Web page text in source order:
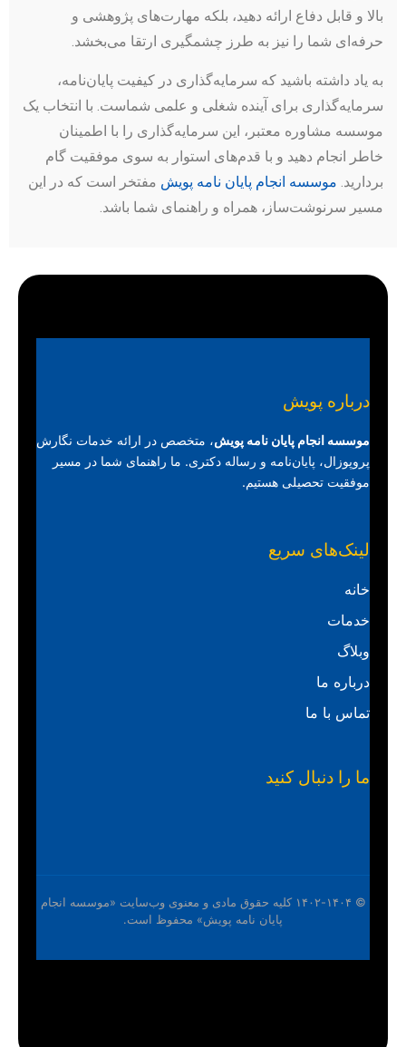
بالا و قابل دفاع ارائه دهید، بلکه مهارت‌های پژوهشی و
حرفه‌ای شما را نیز به طرز چشمگیری ارتقا می‌بخشد.
به یاد داشته باشید که سرمایه‌گذاری در کیفیت پایان‌نامه،
سرمایه‌گذاری برای آینده شغلی و علمی شماست. با انتخاب یک
موسسه مشاوره معتبر، این سرمایه‌گذاری را با اطمینان
خاطر انجام دهید و با قدم‌های استوار به سوی موفقیت گام
بردارید. موسسه انجام پایان نامه پویش مفتخر است که در این
مسیر سرنوشت‌ساز، همراه و راهنمای شما باشد.
درباره پویش
موسسه انجام پایان نامه پویش، متخصص در ارائه خدمات نگارش
پروپوزال، پایان‌نامه و رساله دکتری. ما راهنمای شما در مسیر
موفقیت تحصیلی هستیم.
لینک‌های سریع
خانه
خدمات
وبلاگ
درباره ما
تماس با ما
ما را دنبال کنید
© ۱۴۰۲-۱۴۰۴ کلیه حقوق مادی و معنوی وب‌سایت «موسسه انجام
پایان نامه پویش» محفوظ است.